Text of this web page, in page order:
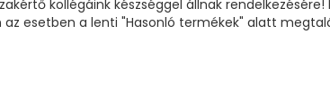
kollégáink készséggel állnak
az esetben a lenti "Hasonló termékek" alatt